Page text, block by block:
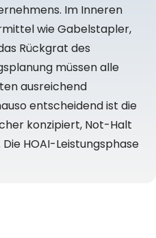
Im Inneren
wie Gabelstapler,
Rückgrat des
müssen alle
ausreichend
entscheidend ist die
konzipiert, Not-Halt
HOAI-Leistungsphase